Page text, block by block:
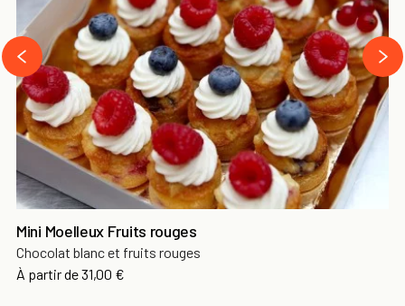
Mini Moelleux Fruits rouges
Chocolat blanc et fruits rouges
À partir de31,00 €
‹
›